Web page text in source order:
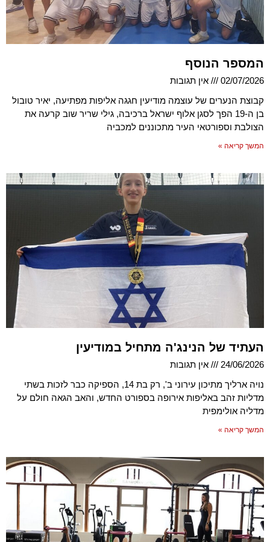
המספר הנוסף
02/07/2026
אין תגובות
קבוצת הנערים של עוצמה מודיעין חגגה אליפות מפתיעה, יאיר טובול
בן ה-19 הפך לסגן אלוף ישראל ברכיבה, גילי שריר שוב קרעה את
הצולבת וספורטאי העיר מתכוננים למכביה
המשך קריאה »
העתיד של הנינג'ה מתחיל במודיעין
24/06/2026
אין תגובות
נויה ארליך מתיכון עירוני ב', רק בת 14, הספיקה כבר לזכות בשתי
מדליות זהב באליפות אירופה בספורט החדש, והאב הגאה חולם על
מדליה אולימפית
המשך קריאה »